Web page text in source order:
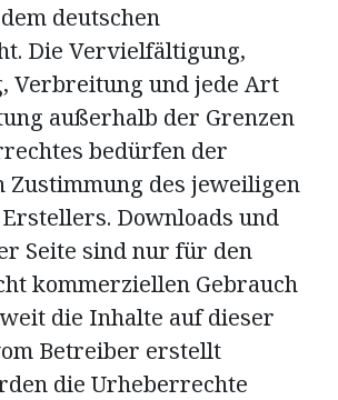
deutschen
Die Vervielfältigung,
Verbreitung und jede Art
außerhalb der Grenzen
bedürfen der
des jeweiligen
Downloads und
Seite sind nur für den
kommerziellen Gebrauch
die Inhalte auf dieser
Betreiber erstellt
die Urheberrechte